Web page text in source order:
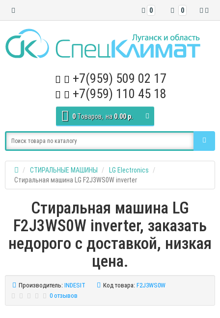
0
0
+7(959) 509 02 17
+7(959) 110 45 18
0 Tоваров, на 0.00 р.
СТИРАЛЬНЫЕ МАШИНЫ
LG Electronics
Стиральная машина LG F2J3WS0W inverter
Стиральная машина LG
F2J3WS0W inverter, заказать
недорого с доставкой, низкая
цена.
Производитель: INDESIT Код товара: F2J3WS0W
0 отзывов